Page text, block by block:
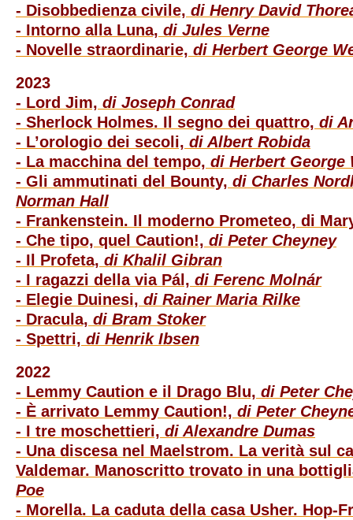
- Disobbedienza civile, di Henry David
- Intorno alla Luna, di Jules Verne
- Novelle straordinarie, di Herbert George
2023
- Lord Jim, di Joseph Conrad
- Sherlock Holmes. Il segno dei quattro, di
- L’orologio dei secoli, di Albert Robida
- La macchina del tempo, di Herbert George
- Gli ammutinati del Bounty, di Charles
Norman Hall
- Frankenstein. Il moderno Prometeo, di
- Che tipo, quel Caution!, di Peter Cheyney
- Il Profeta, di Khalil Gibran
- I ragazzi della via Pál, di Ferenc Molnár
- Elegie Duinesi, di Rainer Maria Rilke
- Dracula, di Bram Stoker
- Spettri, di Henrik Ibsen
2022
- Lemmy Caution e il Drago Blu, di Peter
- È arrivato Lemmy Caution!, di Peter
- I tre moschettieri, di Alexandre Dumas
- Una discesa nel Maelstrom. La verità sul
Valdemar. Manoscritto trovato in una
Poe
- Morella. La caduta della casa Usher. Hop-